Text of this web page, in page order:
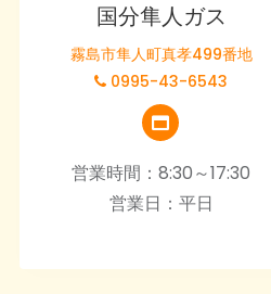
国分隼人ガス
霧島市隼人町真孝499番地
0995-43-6543
営業時間：8:30～17:30
営業日：平日